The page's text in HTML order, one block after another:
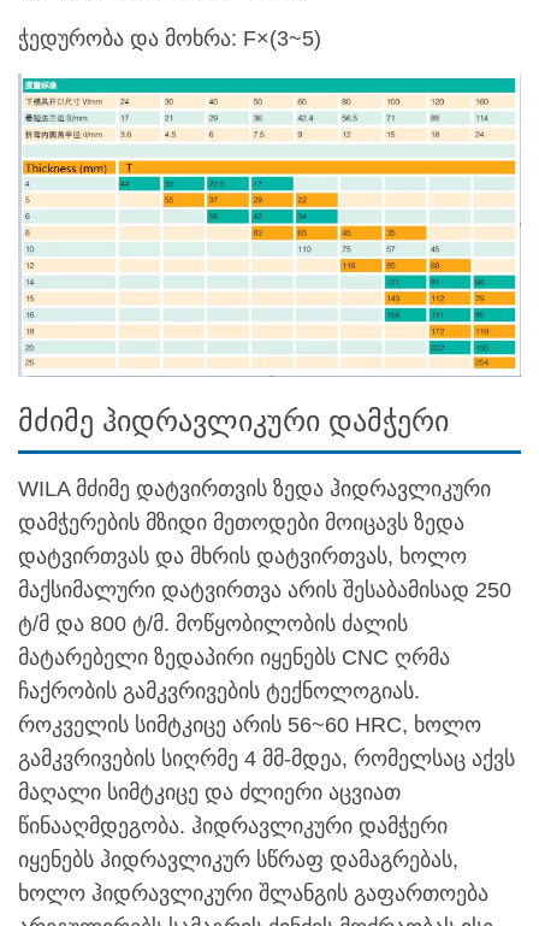
ჭედურობა და მოხრა: F×(3~5)
მძიმე ჰიდრავლიკური დამჭერი
WILA მძიმე დატვირთვის ზედა ჰიდრავლიკური
დამჭერების მზიდი მეთოდები მოიცავს ზედა
დატვირთვას და მხრის დატვირთვას, ხოლო
მაქსიმალური დატვირთვა არის შესაბამისად 250
ტ/მ და 800 ტ/მ. მოწყობილობის ძალის
მატარებელი ზედაპირი იყენებს CNC ღრმა
ჩაქრობის გამკვრივების ტექნოლოგიას.
როკველის სიმტკიცე არის 56~60 HRC, ხოლო
გამკვრივების სიღრმე 4 მმ-მდეა, რომელსაც აქვს
მაღალი სიმტკიცე და ძლიერი აცვიათ
წინააღმდეგობა. ჰიდრავლიკური დამჭერი
იყენებს ჰიდრავლიკურ სწრაფ დამაგრებას,
ხოლო ჰიდრავლიკური შლანგის გაფართოება